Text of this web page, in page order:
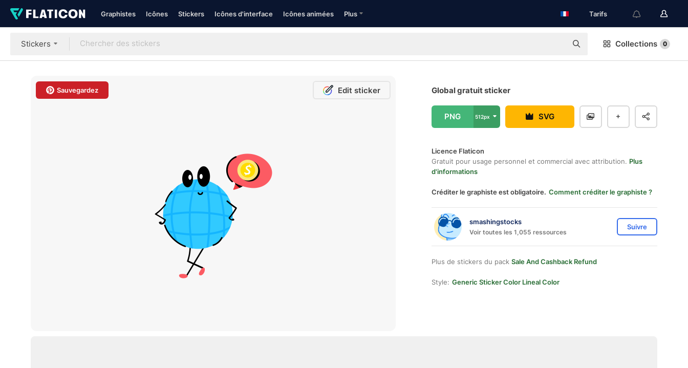
Graphistes Icônes Stickers Icônes d'interface Icônes animées Plus Tarifs
Stickers Collections 0
Sauvegardez Edit sticker Global gratuit sticker
PNG 512px SVG
Licence Flaticon
Gratuit pour usage personnel et commercial avec attribution. Plus
d'informations
Créditer le graphiste est obligatoire. Comment créditer le graphiste ?
smashingstocks
Voir toutes les 1,055 ressources
Suivre
Plus de stickers du pack Sale And Cashback Refund
Style: Generic Sticker Color Lineal Color